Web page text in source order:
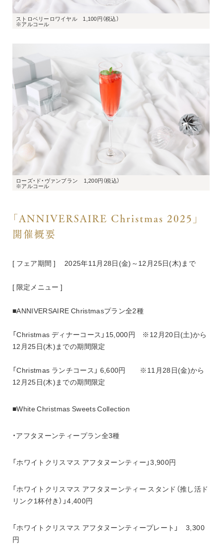
ストロベリーロワイヤル　1,100円（税込）
※アルコール
ローズ・ド・ヴァンブラン　1,200円（税込）
※アルコール
「ANNIVERSAIRE Christmas 2025」
開催概要
[ フェア期間 ] 　2025年11月28日(金)～12月25日(木)まで
[ 限定メニュー ]
■ANNIVERSAIRE Christmasプラン全2種
「Christmas ディナーコース」15,000円　※12月20日(土)から
12月25日(木)までの期間限定
「Christmas ランチコース」 6,600円　　※11月28日(金)から
12月25日(木)までの期間限定
■White Christmas Sweets Collection
・アフタヌーンティープラン全3種
「ホワイトクリスマス アフタヌーンティー」3,900円
「ホワイトクリスマス アフタヌーンティー スタンド（推し活ド
リンク1杯付き）」4,400円
「ホワイトクリスマス アフタヌーンティープレート」　3,300
円